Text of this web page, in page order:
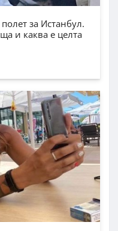
за Истанбул.
и каква е целта